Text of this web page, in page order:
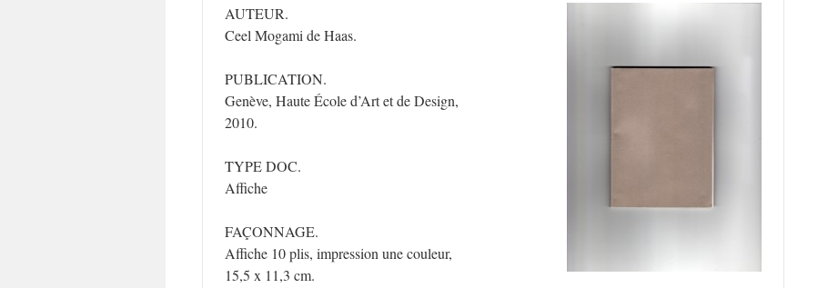
AUTEUR.
Ceel Mogami de Haas.
PUBLICATION.
Genève, Haute École d’Art et de Design,
2010.
TYPE DOC.
Affiche
FAÇONNAGE.
Affiche 10 plis, impression une couleur,
15,5 x 11,3 cm.